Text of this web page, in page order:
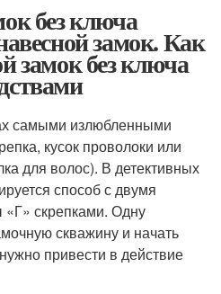
без ключа
замок. Как
замок без ключа
самыми излюбленными
кусок проволоки или
для волос). В детективных
способ с двумя
скрепками. Одну
скважину и начать
привести в действие